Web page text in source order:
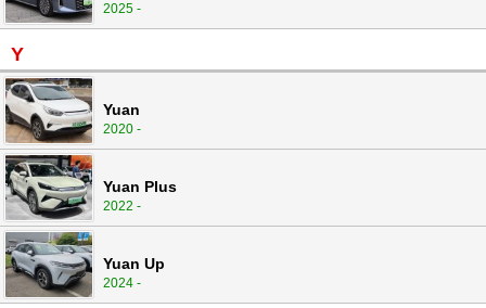
2025 -
Y
Yuan
2020 -
Yuan Plus
2022 -
Yuan Up
2024 -